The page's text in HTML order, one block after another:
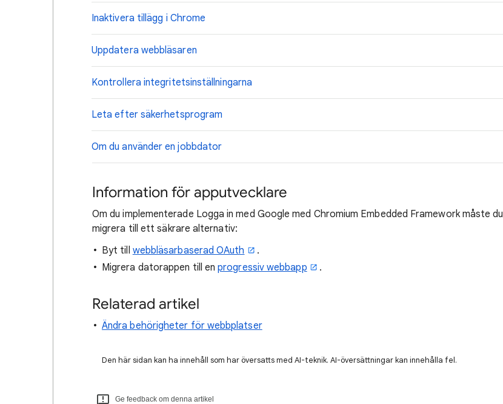
Inaktivera tillägg i Chrome
Uppdatera webbläsaren
Kontrollera integritetsinställningarna
Leta efter säkerhetsprogram
Om du använder en jobbdator
Information för apputvecklare
Om du implementerade Logga in med Google med Chromium Embedded Framework måste du
migrera till ett säkrare alternativ:
Byt till webbläsarbaserad OAuth
.
Migrera datorappen till enprogressiv webbapp .
Relaterad artikel
Ändra behörigheter för webbplatser
Den här sidan kan ha innehåll som har översatts med AI-teknik. AI-översättningar kan innehålla fel.
Ge feedback om denna artikel